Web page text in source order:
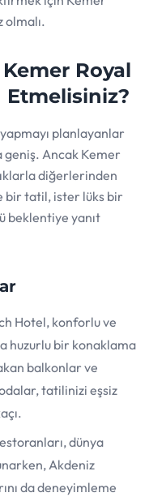
olmalı.
Royal
Etmelisiniz?
planlayanlar
Ancak Kemer
diğerlerinden
bir tatil, ister lüks bir
beklentiye yanıt
Hotel, konforlu ve
huzurlu bir konaklama
balkonlar ve
tatilinizi eşsiz
dünya
Akdeniz
da deneyimleme